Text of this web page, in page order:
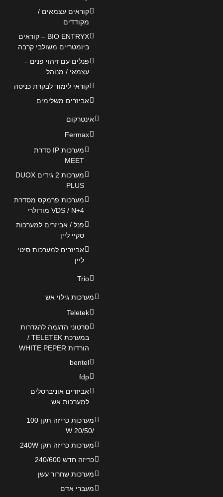
קוראים עצמאים /
מקודדים
BIO ENTRYX – קוראים
ביומטריים משולבי קרבה
פנלים עם זיהוי פנים –
עצמאי / מנוהל
קוראי לימוד לבקרת כניסה
אביזרים משלימים
אינטרקום
Fermax
מערכות IP סדרת
MEET
מערכות 2 גידים DUOX
PLUS
מערכות פרמקס מסדרת
VDS / N+4 מודולרי
פנל / אביזרים למערכות
סקיי ליין
אביזרים למערכות סיטי
ליין
Trio
מערכות גילוי אש
Teletek
סרטוני הדגמה להגדרות
במערכת TELETEK /
הורדות WHITE PEPER
bentel
fdp
אביזרים אוניברסלים
למערכות אש
מערכות כריזה תקן 100
/20/50 W
מערכות כריזה תקן 240W
כריזה חדש 240/600
מערכות שחרור עשן
מעברי אדם